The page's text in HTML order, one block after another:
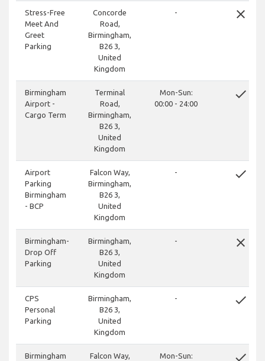
Stress-Free
Meet And
Greet
Parking
Concorde
Road,
Birmingham,
B26 3,
United
Kingdom
- close
Birmingham
Airport -
Cargo Term
Terminal
Road,
Birmingham,
B26 3,
United
Kingdom
Mon-Sun:
00:00 - 24:00
done
Airport
Parking
Birmingham
- BCP
Falcon Way,
Birmingham,
B26 3,
United
Kingdom
- done
Birmingham-
Drop Off
Parking
Birmingham,
B26 3,
United
Kingdom
- close
CPS
Personal
Parking
Birmingham,
B26 3,
United
Kingdom
- done
Birmingham
Falcon Way,
Mon-Sun:
done